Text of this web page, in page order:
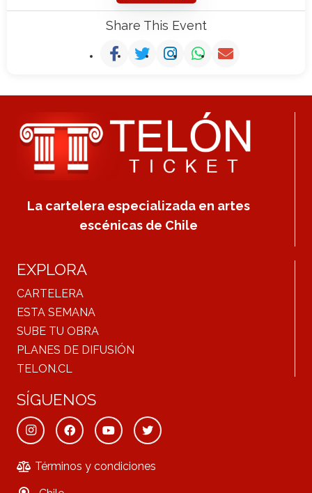
Share This Event
La cartelera especializada en artes
escénicas de Chile
EXPLORA
CARTELERA
ESTA SEMANA
SUBE TU OBRA
PLANES DE DIFUSIÓN
TELON.CL
SÍGUENOS
Términos y condiciones